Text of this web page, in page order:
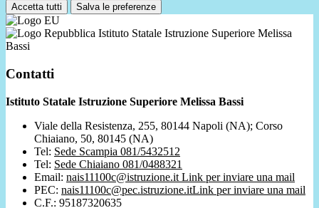
Accetta tutti Salva le preferenze
Istituto Statale Istruzione Superiore Melissa
Bassi
Contatti
Istituto Statale Istruzione Superiore Melissa Bassi
Viale della Resistenza, 255, 80144 Napoli (NA); Corso
Chiaiano, 50, 80145 (NA)
Tel: Sede Scampia 081/5432512
Tel: Sede Chiaiano 081/0488321
Email: nais11100c@istruzione.it Link per inviare una mail
PEC: nais11100c@pec.istruzione.itLink per inviare una mail
C.F.: 95187320635